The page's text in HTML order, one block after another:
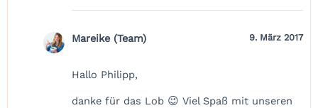
Mareike (Team) 9. März 2017
Hallo Philipp,
danke für das Lob 😉 Viel Spaß mit unseren